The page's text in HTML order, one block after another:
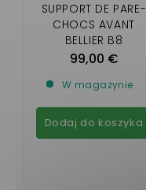
SUPPORT DE PARE-
CHOCS AVANT
BELLIER B8
99,00 €
W magazynie
Dodaj do koszyka